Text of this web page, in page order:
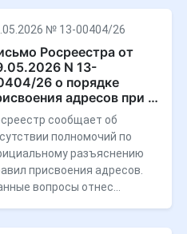
№ 13-00404/26
Росреестра от
N 13-
26 о порядке
адресов при …
сообщает об
полномочий по
разъяснению
присвоения адресов.
вопросы отнес…